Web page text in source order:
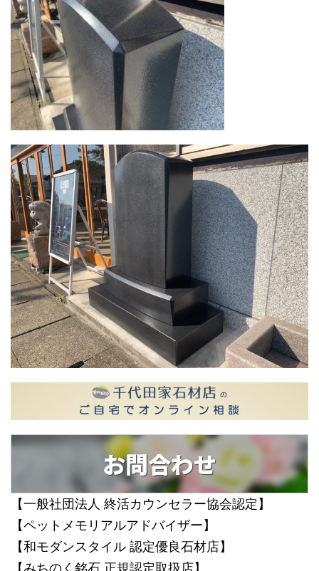
お問合わせ
【一般社団法人 終活カウンセラー協会認定】
【ペットメモリアルアドバイザー】
【和モダンスタイル 認定優良石材店】